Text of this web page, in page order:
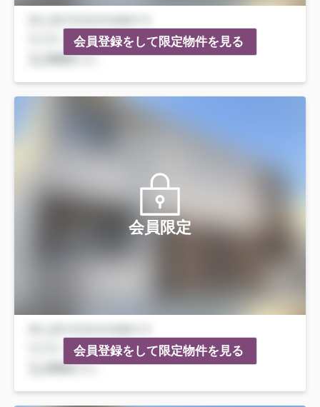
会員登録をして限定物件を見る
会員限定
会員登録をして限定物件を見る